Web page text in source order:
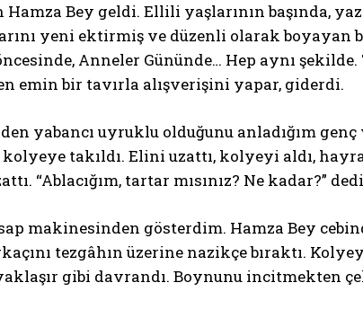
Bey geldi. Ellili yaşlarının başında,
yeni ektirmiş ve düzenli olarak boyayan
Anneler Gününde… Hep aynı
emin bir tavırla alışverişini yapar, giderdi.
yabancı uyruklu olduğunu anladığım genç
takıldı. Elini uzattı, kolyeyi aldı,
“Ablacığım, tartar mısınız? Ne kadar?”
makinesinden gösterdim. Hamza Bey
tezgâhın üzerine nazikçe bıraktı.
gibi davrandı. Boynunu incitmekten